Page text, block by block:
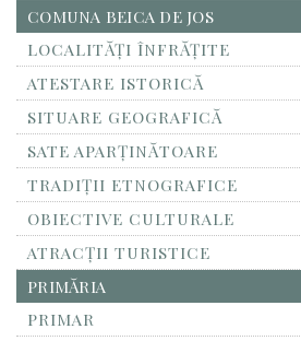
COMUNA BEICA DE JOS
LOCALITĂŢI ÎNFRĂŢITE
ATESTARE ISTORICĂ
SITUARE GEOGRAFICĂ
SATE APARȚINĂTOARE
TRADIȚII ETNOGRAFICE
OBIECTIVE CULTURALE
ATRACȚII TURISTICE
PRIMĂRIA
PRIMAR